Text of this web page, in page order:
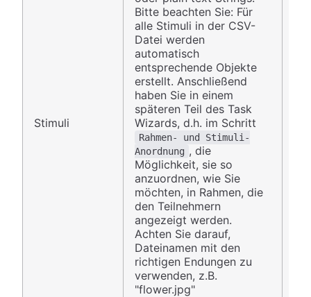
Stimuli
Bitte beachten Sie: Für
alle Stimuli in der CSV-
Datei werden
automatisch
entsprechende Objekte
erstellt. Anschließend
haben Sie in einem
späteren Teil des Task
Wizards, d.h. im Schritt
Rahmen- und Stimuli-
Anordnung , die
Möglichkeit, sie so
anzuordnen, wie Sie
möchten, in Rahmen, die
den Teilnehmern
angezeigt werden.
Achten Sie darauf,
Dateinamen mit den
richtigen Endungen zu
verwenden, z.B.
"flower.jpg"